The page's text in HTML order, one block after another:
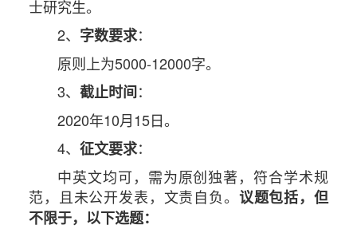
士研究生。
2、 字数要求：
原则上为5000-12000字。
3、 截止时间：
2020年10月15日。
4、 征文要求：
中英文均可，需为原创独著，符合学术规
范，且未公开发表，文责自负。 议题包括，但
不限于，以下选题：